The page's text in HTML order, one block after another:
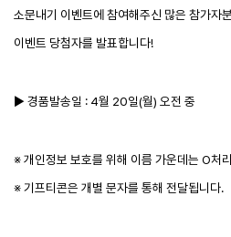
소문내기 이벤트에 참여해주신 많은 참가자
이벤트 당첨자를 발표합니다!
▶ 경품발송일 : 4월 20일(월) 오전 중
※ 개인정보 보호를 위해 이름 가운데는 O처
※ 기프티콘은 개별 문자를 통해 전달됩니다.